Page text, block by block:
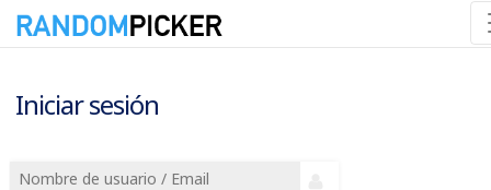
Iniciar sesión